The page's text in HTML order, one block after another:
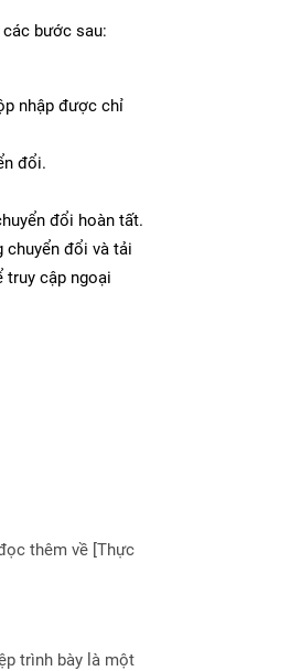
các bước sau:
nhập được chỉ
đổi.
đổi hoàn tất.
chuyển đổi và tải
truy cập ngoại
thêm về [Thực
trình bày là một